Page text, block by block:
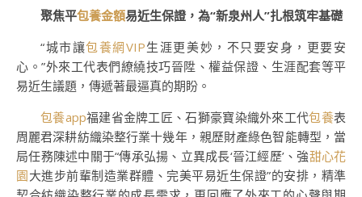
聚焦平包養金額易近生保證，為“新泉州人”扎根筑牢基礎
“城市讓包養網VIP生涯更美妙，不只要安身，更要安
心。”外來工代表們繚繞技巧晉陞、權益保證、生涯配套等平
易近生議題，傳遞著最逼真的期盼。
包養app福建省金牌工匠、石獅豪寶染織外來工代包養表
周麗君深耕紡織染整行業十幾年，親歷財產綠色智能轉型，當
局任務陳述中關于“傳承弘揚、立異成長‘晉江經歷’、強甜心花
園大進步前輩制造業群體、完美平易近生保證”的安排，精準